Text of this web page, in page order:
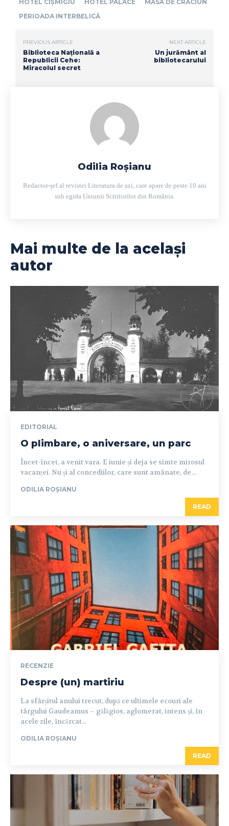
HOTEL CIȘMIGIU
HOTEL PALACE
MASA DE CRĂCIUN
PERIOADA INTERBELICĂ
PREVIOUS ARTICLE
Biblioteca Națională a
Republicii Cehe:
Miracolul secret
NEXT ARTICLE
Un jurământ al
bibliotecarului
Odilia Roșianu
Redactor-șef al revistei Literatura de azi, care apare de peste 10 ani
sub egida Uniunii Scriitorilor din România.
Mai multe de la același
autor
EDITORIAL
O plimbare, o aniversare, un parc
Încet-încet, a venit vara. E iunie și deja se simte mirosul
vacanței. Nu și al concediilor, care sunt amânate, de...
ODILIA ROȘIANU
READ
RECENZIE
Despre (un) martiriu
La sfârșitul anului trecut, după ce ultimele ecouri ale
târgului Gaudeamus – gălăgios, aglomerat, intens și, în
acele zile, încărcat...
ODILIA ROȘIANU
READ